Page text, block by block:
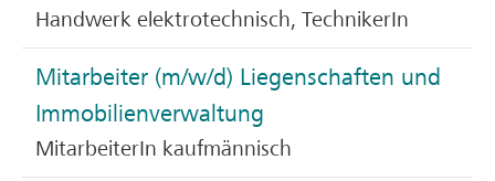
Handwerk elektrotechnisch, TechnikerIn
Mitarbeiter (m/w/d) Liegenschaften und
Immobilienverwaltung
MitarbeiterIn kaufmännisch